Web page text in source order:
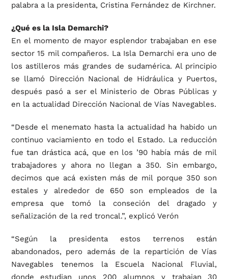
palabra a la presidenta, Cristina Fernández de Kirchner.
¿Qué es la Isla Demarchi?
En el momento de mayor esplendor trabajaban en ese
sector 15 mil compañeros. La Isla Demarchi era uno de
los astilleros más grandes de sudamérica. Al principio
se llamó Dirección Nacional de Hidráulica y Puertos,
después pasó a ser el Ministerio de Obras Públicas y
en la actualidad Dirección Nacional de Vías Navegables.
“Desde el menemato hasta la actualidad ha habido un
continuo vaciamiento en todo el Estado. La reducción
fue tan drástica acá, que en los ’90 había más de mil
trabajadores y ahora no llegan a 350. Sin embargo,
decimos que acá existen más de mil porque 350 son
estales y alrededor de 650 son empleados de la
empresa que tomó la conseción del dragado y
señalización de la red troncal.”, explicó Verón
“Según la presidenta estos terrenos están
abandonados, pero además de la repartición de Vías
Navegables tenemos la Escuela Nacional Fluvial,
donde estudian unos 200 alumnos y trabajan 30